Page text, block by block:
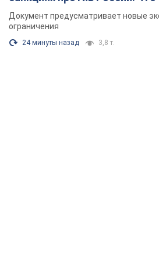
Документ предусматривает новые
ограничения
24 минуты назад 3,8 т.